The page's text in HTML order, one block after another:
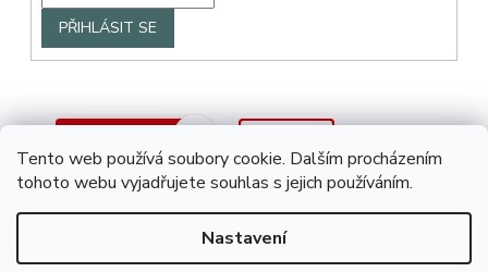
Tento web používá soubory cookie. Dalším procházením
tohoto webu vyjadřujete souhlas s jejich používáním.
Nastavení
PŘIHLÁSIT SE
Vytvořil Shoptet